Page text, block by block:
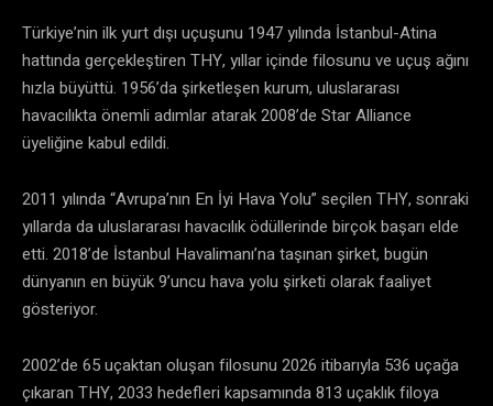
Türkiye’nin ilk yurt dışı uçuşunu 1947 yılında İstanbul-Atina
hattında gerçekleştiren THY, yıllar içinde filosunu ve uçuş ağını
hızla büyüttü. 1956’da şirketleşen kurum, uluslararası
havacılıkta önemli adımlar atarak 2008’de Star Alliance
üyeliğine kabul edildi.
2011 yılında “Avrupa’nın En İyi Hava Yolu” seçilen THY, sonraki
yıllarda da uluslararası havacılık ödüllerinde birçok başarı elde
etti. 2018’de İstanbul Havalimanı’na taşınan şirket, bugün
dünyanın en büyük 9’uncu hava yolu şirketi olarak faaliyet
gösteriyor.
2002’de 65 uçaktan oluşan filosunu 2026 itibarıyla 536 uçağa
çıkaran THY, 2033 hedefleri kapsamında 813 uçaklık filoya